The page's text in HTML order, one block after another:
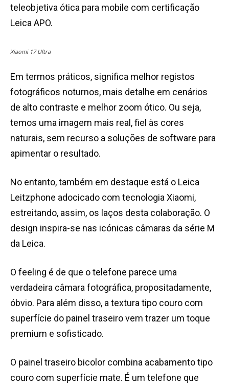
teleobjetiva ótica para mobile com certificação
Leica APO.
Xiaomi 17 Ultra
Em termos práticos, significa melhor registos
fotográficos noturnos, mais detalhe em cenários
de alto contraste e melhor zoom ótico. Ou seja,
temos uma imagem mais real, fiel às cores
naturais, sem recurso a soluções de software para
apimentar o resultado.
No entanto, também em destaque está o Leica
Leitzphone adocicado com tecnologia Xiaomi,
estreitando, assim, os laços desta colaboração. O
design inspira-se nas icónicas câmaras da série M
da Leica.
O feeling é de que o telefone parece uma
verdadeira câmara fotográfica, propositadamente,
óbvio. Para além disso, a textura tipo couro com
superfície do painel traseiro vem trazer um toque
premium e sofisticado.
O painel traseiro bicolor combina acabamento tipo
couro com superfície mate. É um telefone que